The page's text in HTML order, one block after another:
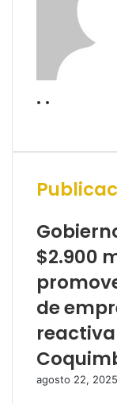
. .
$2.900
de
agosto 22, 2025